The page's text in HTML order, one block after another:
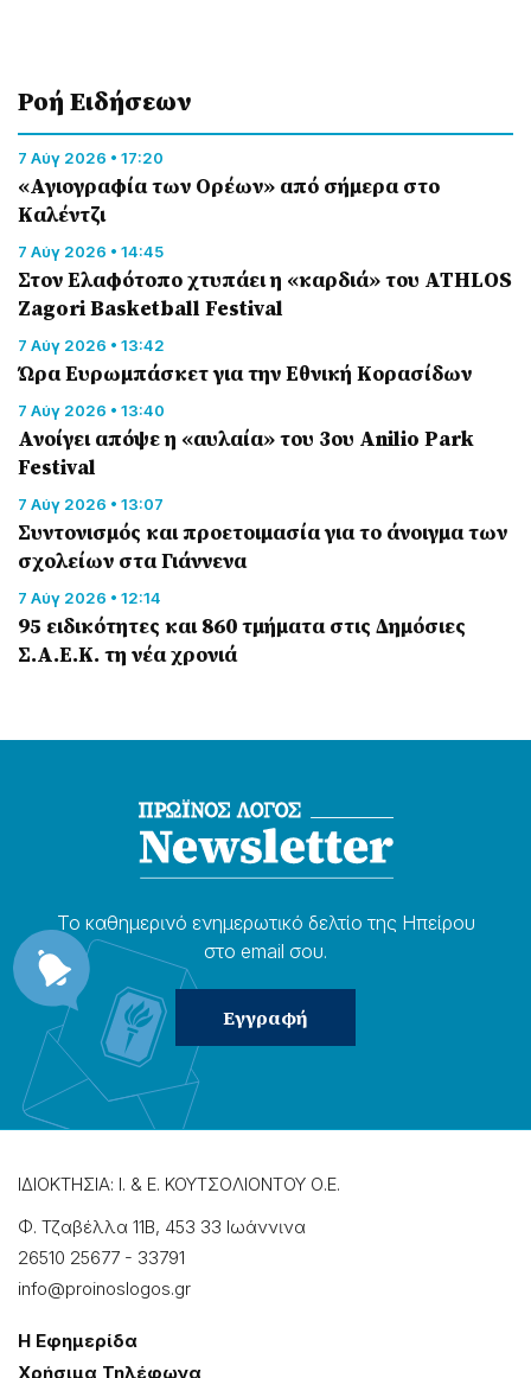
Ροή Eιδήσεων
7 Αύγ 2026 • 17:20
«Αγιογραφία των Ορέων» από σήμερα στο
Καλέντζι
7 Αύγ 2026 • 14:45
Στον Ελαφότοπο χτυπάει η «καρδιά» του ATHLOS
Zagori Basketball Festival
7 Αύγ 2026 • 13:42
Ώρα Ευρωμπάσκετ για την Εθνική Κορασίδων
7 Αύγ 2026 • 13:40
Ανοίγει απόψε η «αυλαία» του 3ου Anilio Park
Festival
7 Αύγ 2026 • 13:07
Συντονισμός και προετοιμασία για το άνοιγμα των
σχολείων στα Γιάννενα
7 Αύγ 2026 • 12:14
95 ειδικότητες και 860 τμήματα στις Δημόσιες
Σ.Α.Ε.Κ. τη νέα χρονιά
Το καθημερɩνό ενημερωτɩκό δελτίο της Ηπείρου
στο email σου.
ΙΔΙΟΚΤΗΣΙΑ: Ι. & Ε. ΚΟΥΤΣΟΛΙΟΝΤΟΥ Ο.Ε.
Φ. Τζαβέλλα 11Β, 453 33 Ιωάννɩνα
26510 25677 - 33791
info@proinoslogos.gr
Η Εφημερίδα
Χρήσɩμα Τηλέφωνα